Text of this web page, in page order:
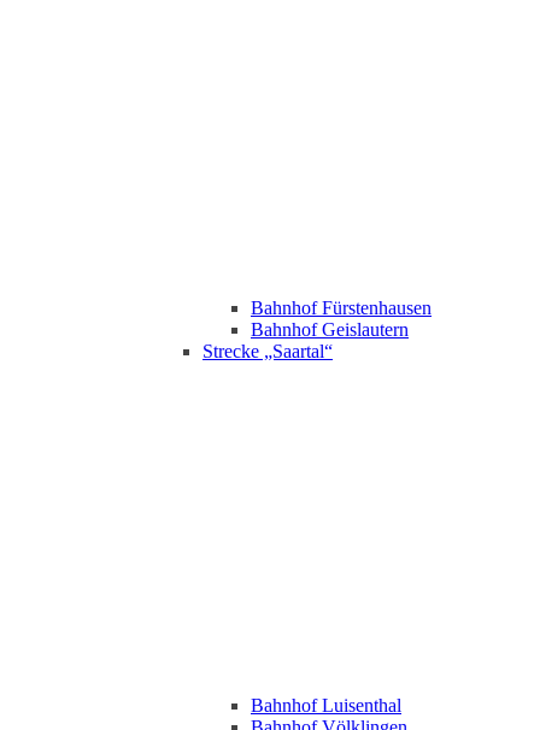
Bahnhof Fürstenhausen
Bahnhof Geislautern
Strecke „Saartal“
Bahnhof Luisenthal